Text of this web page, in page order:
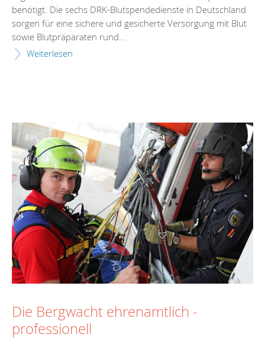
benötigt. Die sechs DRK-Blutspendedienste in Deutschland
sorgen für eine sichere und gesicherte Versorgung mit Blut
sowie Blutpräparaten rund...
Weiterlesen
Die Bergwacht ehrenamtlich -
professionell